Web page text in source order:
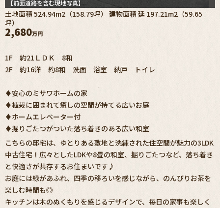
【前面道路を含む現地写真】
土地面積 524.94m2（158.79坪） 建物面積 延 197.21m2（59.65
坪）
2,680万円
1F 約21ＬＤＫ 8和
2F 約16洋 約8和 洗面 浴室 納戸 トイレ
♦安心のミサワホームの家
♦植栽に囲まれて癒しの空間が持てる広いお庭
♦ホームエレベーター付
♦掘りごたつがついた落ち着きのある広い和室
こちらの邸宅は、ゆとりある敷地と洗練された住空間が魅力の3LDK
中古住宅！広々としたLDKや8畳の和室、掘りごたつなど、落ち着き
と快適さが共存するお住まいです♪
お庭には緑があふれ、四季の移ろいを感じながら、のんびりお茶を
楽しむ時間も◎
キッチンは木のぬくもりを感じるデザインで、毎日の家事も楽しく